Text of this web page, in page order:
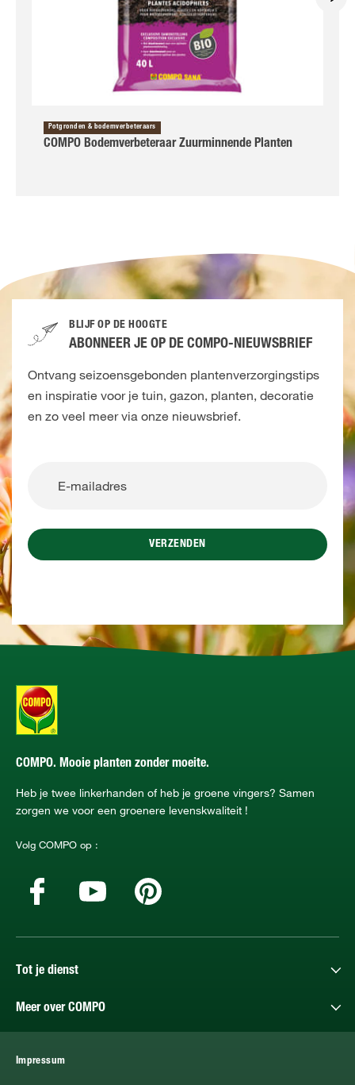
Potgronden & bodemverbeteraars
COMPO Bodemverbeteraar Zuurminnende Planten
BLIJF OP DE HOOGTE
ABONNEER JE OP DE COMPO-NIEUWSBRIEF
Ontvang seizoensgebonden plantenverzorgingstips
en inspiratie voor je tuin, gazon, planten, decoratie
en zo veel meer via onze nieuwsbrief.
VERZENDEN
COMPO. Mooie planten zonder moeite.
Heb je twee linkerhanden of heb je groene vingers? Samen
zorgen we voor een groenere levenskwaliteit !
Volg COMPO op :
Tot je dienst
Meer over COMPO
Impressum